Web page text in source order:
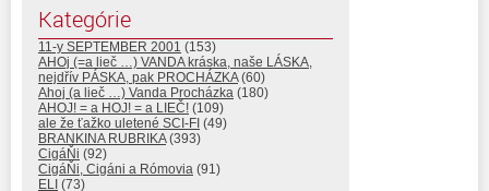
Kategórie
11-y SEPTEMBER 2001 (153)
AHOj (=a lieč …) VANDA kráska, naše LÁSKA,
nejdřív PÁSKA, pak PROCHÁZKA(60)
Ahoj (a lieč …) Vanda Procházka (180)
AHOJ! = a HOJ! = a LIEČ! (109)
ale že ťažko uletené SCI-FI (49)
BRANKINA RUBRIKA(393)
CigáŇi (92)
CigáŇi, Cigáni a Rómovia (91)
ELI (73)